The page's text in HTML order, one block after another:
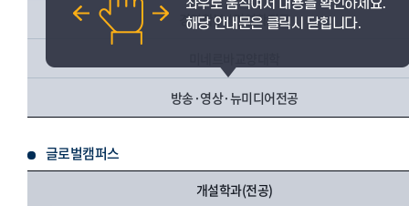
경영학부 / 경영학전공
방송·영상·뉴미디어전공
글로벌캠퍼스
개설학과(전공)